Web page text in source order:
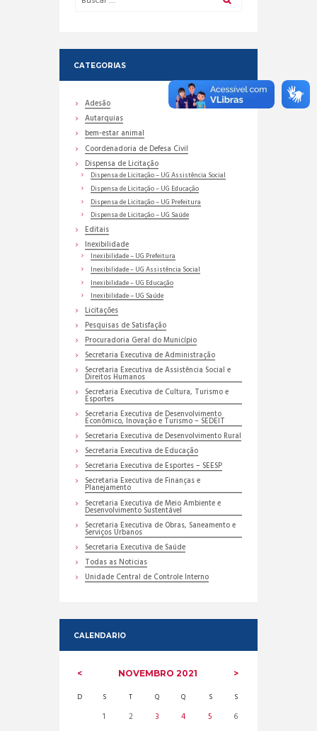
CATEGORIAS
Adesão
Autarquias
bem-estar animal
Coordenadoria de Defesa Civil
Dispensa de Licitação
Dispensa de Licitação – UG Assistência Social
Dispensa de Licitação – UG Educação
Dispensa de Licitação – UG Prefeitura
Dispensa de Licitação – UG Saúde
Editais
Inexibilidade
Inexibilidade – UG Prefeitura
Inexibilidade – UG Assistência Social
Inexibilidade – UG Educação
Inexibilidade – UG Saúde
Licitações
Pesquisas de Satisfação
Procuradoria Geral do Município
Secretaria Executiva de Administração
Secretaria Executiva de Assistência Social e
Direitos Humanos
Secretaria Executiva de Cultura, Turismo e
Esportes
Secretaria Executiva de Desenvolvimento
Econômico, Inovação e Turismo – SEDEIT
Secretaria Executiva de Desenvolvimento Rural
Secretaria Executiva de Educação
Secretaria Executiva de Esportes – SEESP
Secretaria Executiva de Finanças e
Planejamento
Secretaria Executiva de Meio Ambiente e
Desenvolvimento Sustentável
Secretaria Executiva de Obras, Saneamento e
Serviços Urbanos
Secretaria Executiva de Saúde
Todas as Noticias
Unidade Central de Controle Interno
CALENDARIO
NOVEMBRO 2021
D S T Q Q S S
1 2 3 4 5 6